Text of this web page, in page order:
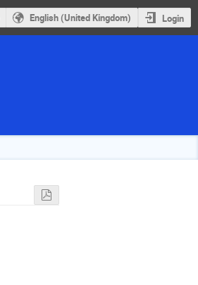
English (United Kingdom) Login